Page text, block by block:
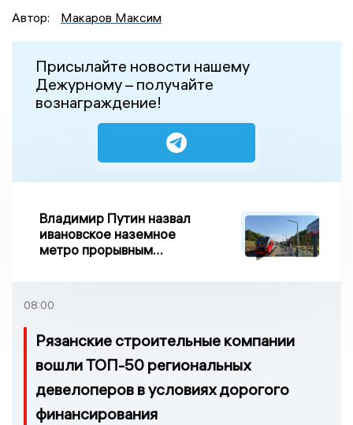
Автор:
Макаров Максим
Присылайте новости нашему
Дежурному – получайте
вознаграждение!
Владимир Путин назвал
ивановское наземное
метро прорывным
08:00
Рязанские строительные компании
вошли ТОП-50 региональных
девелоперов в условиях дорогого
финансирования